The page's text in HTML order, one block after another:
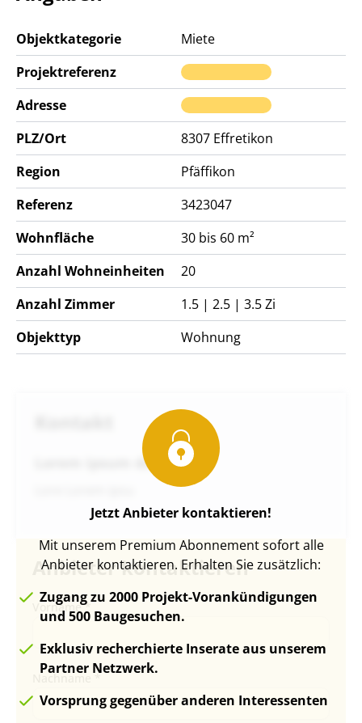
Objektkategorie
Miete
Projektreferenz
Adresse
PLZ/Ort
8307 Effretikon
Region
Pfäffikon
Referenz
3423047
Wohnfläche
30 bis 60 m²
Anzahl Wohneinheiten
20
Anzahl Zimmer
1.5 | 2.5 | 3.5 Zi
Objekttyp
Wohnung
Lorem ipsum dolor
Jetzt Anbieter kontaktieren!
Mit unserem Premium Abonnement sofort alle
Anbieter kontaktieren. Erhalten Sie zusätzlich:
Zugang zu 2000 Projekt-Vorankündigungen
und 500 Baugesuchen.
Exklusiv recherchierte Inserate aus unserem
Partner Netzwerk.
Vorsprung gegenüber anderen Interessenten
Anbieter kontaktieren
Vorname *
Nachname *